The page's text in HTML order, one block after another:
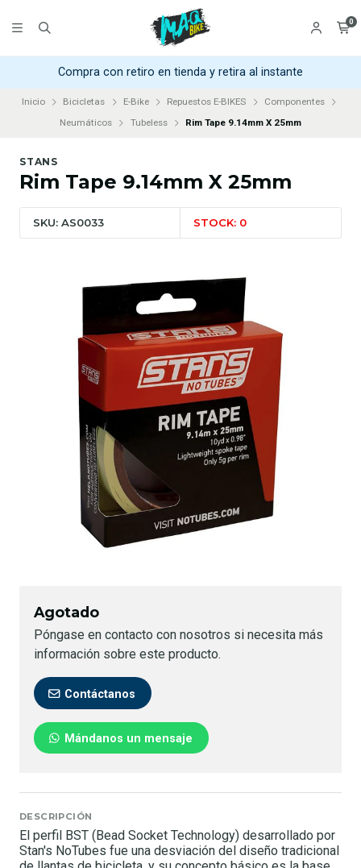
0
Compra con retiro en tienda y retira al instante
Inicio Bicicletas E-Bike Repuestos E-BIKES
Componentes
Neumáticos
Tubeless Rim Tape 9.14mm X 25mm
STANS
Rim Tape 9.14mm X 25mm
SKU: AS0033 STOCK: 0
Agotado
Póngase en contacto con nosotros si necesita más
información sobre este producto.
Contáctanos
Mándanos un mensaje
DESCRIPCIÓN
El perfil BST (Bead Socket Technology) desarrollado por
Stan's NoTubes fue una desviación del diseño tradicional